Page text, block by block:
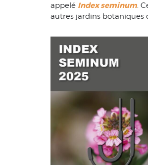
appelé Index seminum.
autres jardins botaniques